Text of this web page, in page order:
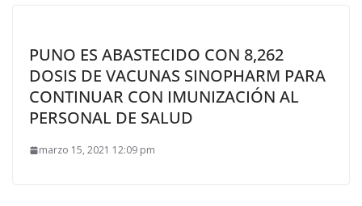
PUNO ES ABASTECIDO CON 8,262
DOSIS DE VACUNAS SINOPHARM PARA
CONTINUAR CON IMUNIZACIÓN AL
PERSONAL DE SALUD
marzo 15, 2021 12:09 pm